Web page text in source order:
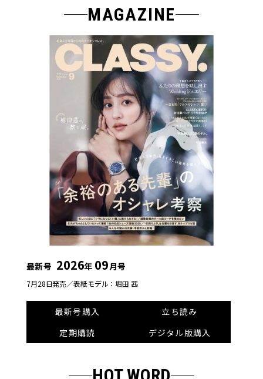
MAGAZINE
最新号 2026年 09月号
7月28日発売／表紙モデル：堀田 茜
最新号購入
立ち読み
定期購読
デジタル版購入